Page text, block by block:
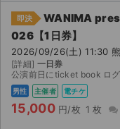
即決
WANIMA
026【1日券】
2026/09/26(土) 11:30
[詳細] 一日券
公演前日にticket book ログ
男性 主催者 電チケ
15,000 円/枚 1 枚